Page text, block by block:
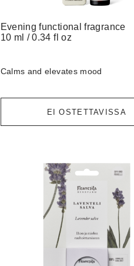
Evening functional fragrance
10 ml / 0.34 fl oz
Calms and elevates mood
EI OSTETTAVISSA